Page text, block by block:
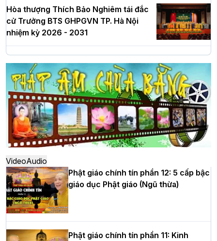
Hòa thượng Thích Bảo Nghiêm tái đắc
cử Trưởng BTS GHPGVN TP. Hà Nội
nhiệm kỳ 2026 - 2031
Hà Nội: Long trọng lễ khởi công xây
dựng Trung tâm văn hóa Phật giáo Thủ
đô
Hà Nội: Ngày tu học cuối cùng khép lại
khóa sinh hoạt Phật pháp mùa hè lần
thứ XIV tại chùa Bằng
Học yêu thương trong ngày tu tập thứ
tư của Khóa sinh hoạt Phật pháp mùa
hè tại chùa Bằng
VideoAudio
Phật giáo chính tín phần 12: 5 cấp bậc
giáo dục Phật giáo (Ngũ thừa)
Phật giáo chính tín phần 11: Kinh